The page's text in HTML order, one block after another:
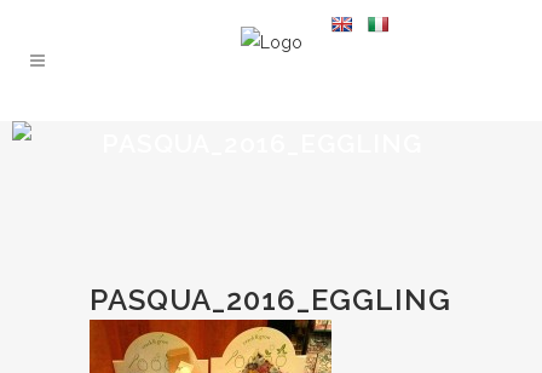
PASQUA_2016_EGGLING